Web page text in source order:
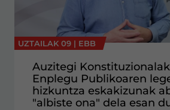
UZTAILAK 09 | EBB
Auzitegi
Enplegu Publikoaren
hizkuntza eskakizunak
"albiste ona" dela esan